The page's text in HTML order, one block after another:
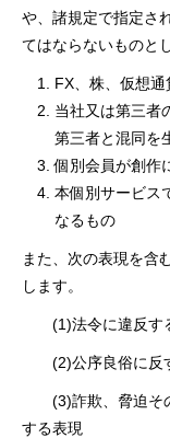
や、諸規定で指定さ
てはならないものと
FX、株、仮想
当社⼜は第三者
第三者と混同を
個別会員が創作
本個別サービス
なるもの
また、次の表現を含
します。
(1)法令に違反す
(2)公序良俗に反
(3)詐欺、脅迫そ
する表現